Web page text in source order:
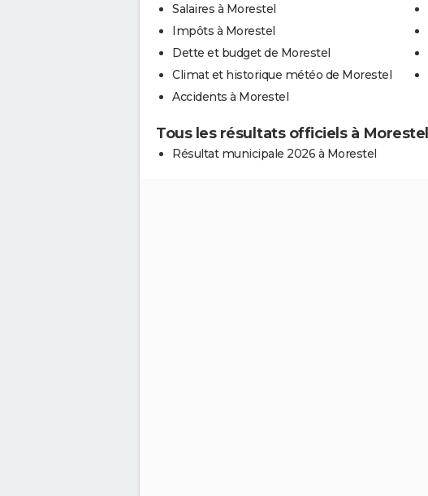
Salaires à Morestel
Impôts à Morestel
Dette et budget de Morestel
Climat et historique météo de Morestel
Accidents à Morestel
Tous les résultats officiels à Morestel
Résultat municipale 2026 à Morestel